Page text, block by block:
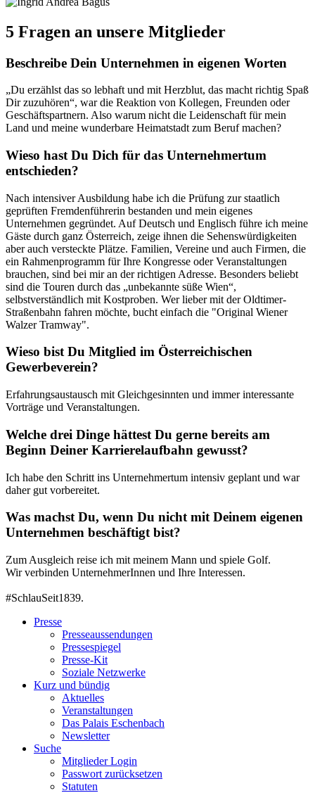
5 Fragen an unsere Mitglieder
Beschreibe Dein Unternehmen in eigenen Worten
„Du erzählst das so lebhaft und mit Herzblut, das macht richtig Spaß
Dir zuzuhören“, war die Reaktion von Kollegen, Freunden oder
Geschäftspartnern. Also warum nicht die Leidenschaft für mein
Land und meine wunderbare Heimatstadt zum Beruf machen?
Wieso hast Du Dich für das Unternehmertum
entschieden?
Nach intensiver Ausbildung habe ich die Prüfung zur staatlich
geprüften Fremdenführerin bestanden und mein eigenes
Unternehmen gegründet. Auf Deutsch und Englisch führe ich meine
Gäste durch ganz Österreich, zeige ihnen die Sehenswürdigkeiten
aber auch versteckte Plätze. Familien, Vereine und auch Firmen, die
ein Rahmenprogramm für Ihre Kongresse oder Veranstaltungen
brauchen, sind bei mir an der richtigen Adresse. Besonders beliebt
sind die Touren durch das „unbekannte süße Wien“,
selbstverständlich mit Kostproben. Wer lieber mit der Oldtimer-
Straßenbahn fahren möchte, bucht einfach die "Original Wiener
Walzer Tramway".
Wieso bist Du Mitglied im Österreichischen
Gewerbeverein?
Erfahrungsaustausch mit Gleichgesinnten und immer interessante
Vorträge und Veranstaltungen.
Welche drei Dinge hättest Du gerne bereits am
Beginn Deiner Karrierelaufbahn gewusst?
Ich habe den Schritt ins Unternehmertum intensiv geplant und war
daher gut vorbereitet.
Was machst Du, wenn Du nicht mit Deinem eigenen
Unternehmen beschäftigt bist?
Zum Ausgleich reise ich mit meinem Mann und spiele Golf.
Wir verbinden UnternehmerInnen und Ihre Interessen.
#SchlauSeit1839.
Presse
Presseaussendungen
Pressespiegel
Presse-Kit
Soziale Netzwerke
Kurz und bündig
Aktuelles
Veranstaltungen
Das Palais Eschenbach
Newsletter
Suche
Mitglieder Login
Passwort zurücksetzen
Statuten